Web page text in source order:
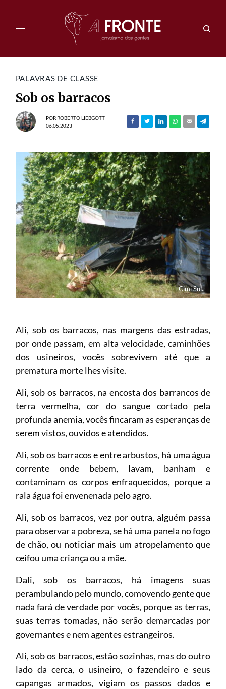
PALAVRAS DE CLASSE
Sob os barracos
POR ROBERTO LIEBGOTT
06.05.2023
Cimi Sul.
Ali, sob os barracos, nas margens das estradas,
por onde passam, em alta velocidade, caminhões
dos usineiros, vocês sobrevivem até que a
prematura morte lhes visite.
Ali, sob os barracos, na encosta dos barrancos de
terra vermelha, cor do sangue cortado pela
profunda anemia, vocês fincaram as esperanças de
serem vistos, ouvidos e atendidos.
Ali, sob os barracos e entre arbustos, há uma água
corrente onde bebem, lavam, banham e
contaminam os corpos enfraquecidos, porque a
rala água foi envenenada pelo agro.
Ali, sob os barracos, vez por outra, alguém passa
para observar a pobreza, se há uma panela no fogo
de chão, ou noticiar mais um atropelamento que
ceifou uma criança ou a mãe.
Dali, sob os barracos, há imagens suas
perambulando pelo mundo, comovendo gente que
nada fará de verdade por vocês, porque as terras,
suas terras tomadas, não serão demarcadas por
governantes e nem agentes estrangeiros.
Ali, sob os barracos, estão sozinhas, mas do outro
lado da cerca, o usineiro, o fazendeiro e seus
capangas armados, vigiam os passos dados e